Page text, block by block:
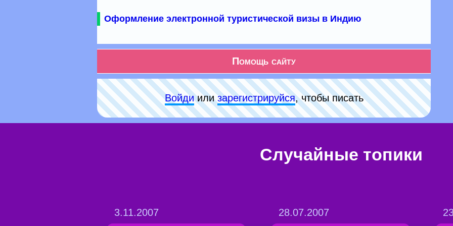
Оформление электронной туристической визы в Индию
Помощь сайту
Войдиилизарeгиcтpируйся, чтобы писать
Случайные топики
3.11.2007 28.07.2007